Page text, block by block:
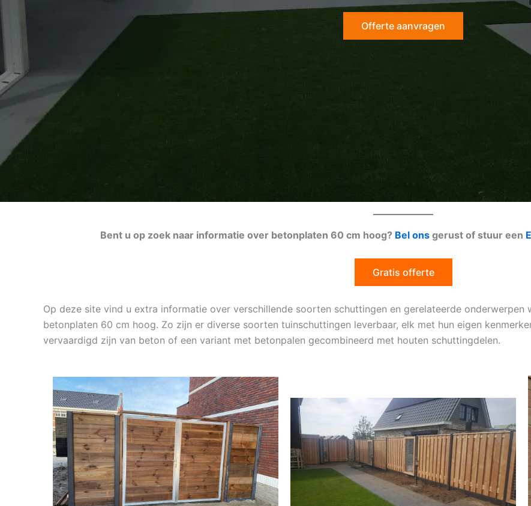
Offerte aanvragen
Bent u op zoek naar informatie over betonplaten 60 cm hoog? Bel ons gerust of stuur een
Gratis offerte
Op deze site vind u extra informatie over verschillende soorten schuttingen en gerelateerde onderwerpen
betonplaten 60 cm hoog. Zo zijn er diverse soorten tuinschuttingen leverbaar, elk met hun eigen
vervaardigd zijn van beton of een variant met betonpalen gecombineerd met houten schuttingdelen.